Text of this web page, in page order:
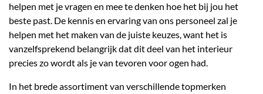
helpen met je vragen en mee te denken hoe het bij jou het
beste past. De kennis en ervaring van ons personeel zal je
helpen met het maken van de juiste keuzes, want het is
vanzelfsprekend belangrijk dat dit deel van het interieur
precies zo wordt als je van tevoren voor ogen had.
In het brede assortiment van verschillende topmerken